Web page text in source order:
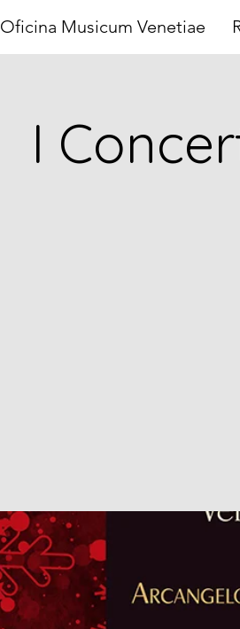
Oficina Musicum Venetiae
I